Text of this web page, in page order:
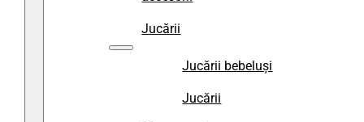
Jucării
Jucării bebeluși
Jucării